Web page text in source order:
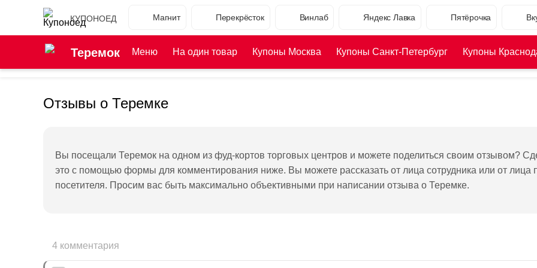
КУПОНОЕД Магнит Перекрёсток Винлаб Яндекс Лавка Пятёрочка
Теремок Меню На один товар Купоны Москва Купоны Санкт-Петербург Купоны
Отзывы о Теремке
Вы посещали Теремок на одном из фуд-кортов торговых центров и можете поделиться своим отзывом?
это с помощью формы для комментирования ниже. Вы можете рассказать от лица сотрудника или от лица
посетителя. Просим вас быть максимально объективными при написании отзыва о Теремке.
4 комментария